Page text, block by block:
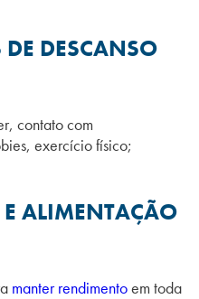
DESCANSO
contato com
exercício físico;
ALIMENTAÇÃO
manter rendimentoem toda